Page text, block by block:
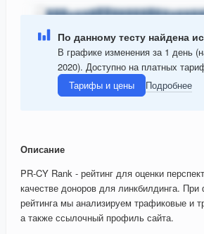
По данному тесту найдена
В графике изменения за 1 день
2020). Доступно на платных
Тарифы и цены
Подробнее
Описание
PR-CY Rank - рейтинг для оценки
качестве доноров для линкбилдинга.
рейтинга мы анализируем трафиковые и
а также ссылочный профиль сайта.